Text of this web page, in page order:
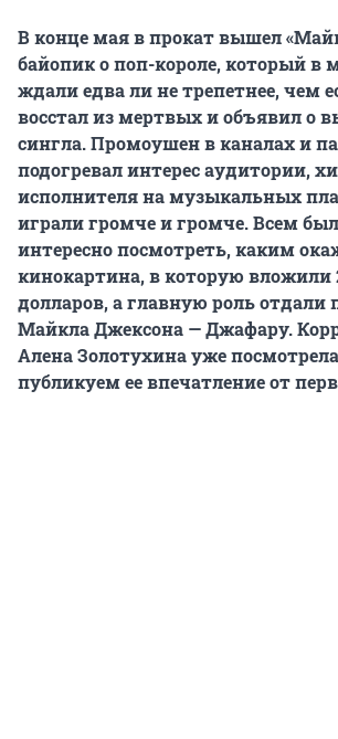
В конце мая в прокат вышел
байопик о поп-короле, который в
ждали едва ли не трепетнее, чем
восстал из мертвых и объявил о
сингла. Промоушен в каналах и
подогревал интерес аудитории,
исполнителя на музыкальных
играли громче и громче. Всем
интересно посмотреть, каким
кинокартина, в которую вложили
долларов, а главную роль
Майкла Джексона — Джафару.
Алена Золотухина уже
публикуем ее впечатление от